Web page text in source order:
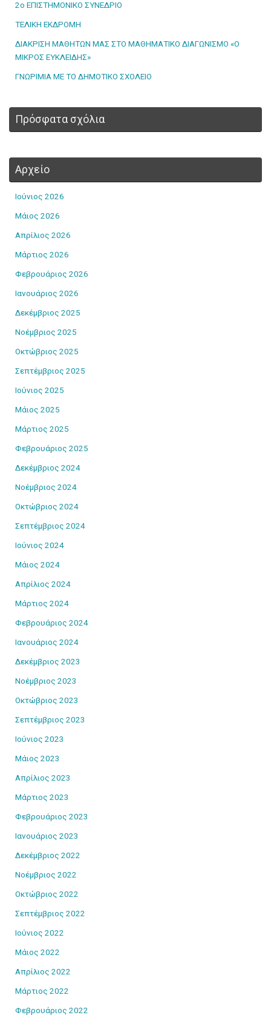
2ο ΕΠΙΣΤΗΜΟΝΙΚΟ ΣΥΝΕΔΡΙΟ
ΤΕΛΙΚΗ ΕΚΔΡΟΜΗ
ΔΙΑΚΡΙΣΗ ΜΑΘΗΤΩΝ ΜΑΣ ΣΤΟ ΜΑΘΗΜΑΤΙΚΟ ΔΙΑΓΩΝΙΣΜΟ «Ο
ΜΙΚΡΟΣ ΕΥΚΛΕΙΔΗΣ»
ΓΝΩΡΙΜΙΑ ΜΕ ΤΟ ΔΗΜΟΤΙΚΟ ΣΧΟΛΕΙΟ
Πρόσφατα σχόλια
Αρχείο
Ιούνιος 2026
Μάιος 2026
Απρίλιος 2026
Μάρτιος 2026
Φεβρουάριος 2026
Ιανουάριος 2026
Δεκέμβριος 2025
Νοέμβριος 2025
Οκτώβριος 2025
Σεπτέμβριος 2025
Ιούνιος 2025
Μάιος 2025
Μάρτιος 2025
Φεβρουάριος 2025
Δεκέμβριος 2024
Νοέμβριος 2024
Οκτώβριος 2024
Σεπτέμβριος 2024
Ιούνιος 2024
Μάιος 2024
Απρίλιος 2024
Μάρτιος 2024
Φεβρουάριος 2024
Ιανουάριος 2024
Δεκέμβριος 2023
Νοέμβριος 2023
Οκτώβριος 2023
Σεπτέμβριος 2023
Ιούνιος 2023
Μάιος 2023
Απρίλιος 2023
Μάρτιος 2023
Φεβρουάριος 2023
Ιανουάριος 2023
Δεκέμβριος 2022
Νοέμβριος 2022
Οκτώβριος 2022
Σεπτέμβριος 2022
Ιούνιος 2022
Μάιος 2022
Απρίλιος 2022
Μάρτιος 2022
Φεβρουάριος 2022